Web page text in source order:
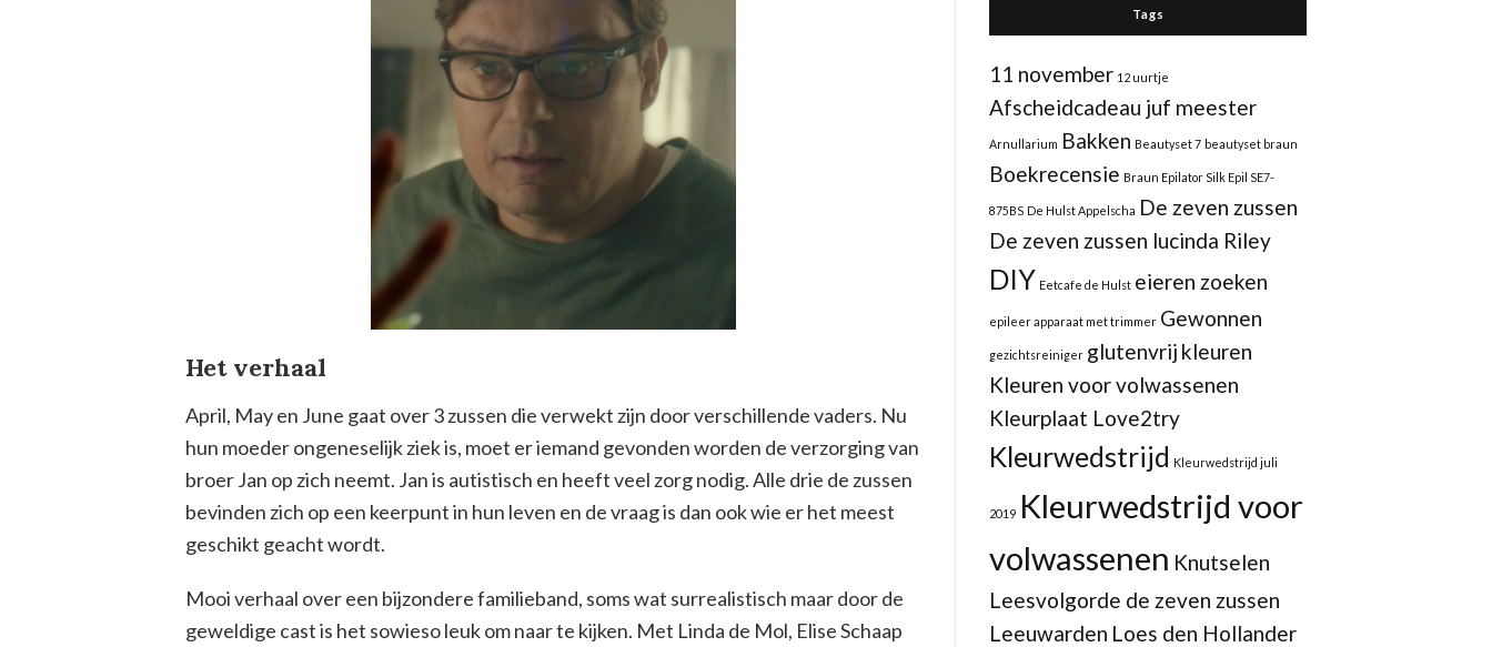
Het verhaal
April, May en June gaat over 3 zussen die verwekt zijn door verschillende vaders. Nu
hun moeder ongeneselijk ziek is, moet er iemand gevonden worden de verzorging van
broer Jan op zich neemt. Jan is autistisch en heeft veel zorg nodig. Alle drie de zussen
bevinden zich op een keerpunt in hun leven en de vraag is dan ook wie er het meest
geschikt geacht wordt.
Mooi verhaal over een bijzondere familieband, soms wat surrealistisch maar door de
geweldige cast is het sowieso leuk om naar te kijken. Met Linda de Mol, Elise Schaap
Tags
11 november 12 uurtje
Afscheidcadeau juf meester
Arnullarium Bakken Beautyset 7 beautyset braun
Boekrecensie Braun Epilator Silk Epil SE7-
875BS De Hulst Appelscha De zeven zussen
De zeven zussen lucinda Riley
DIY Eetcafe de Hulst eieren zoeken
epileer apparaat met trimmer Gewonnen
gezichtsreiniger glutenvrij kleuren
Kleuren voor volwassenen
Kleurplaat Love2try
Kleurwedstrijd Kleurwedstrijd juli
2019 Kleurwedstrijd voor
volwassenen Knutselen
Leesvolgorde de zeven zussen
Leeuwarden Loes den Hollander